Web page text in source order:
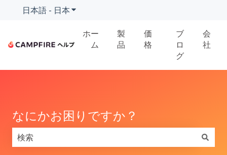
日本語 - 日本翻訳のサブメニューを表示
ホー
ム
製
品
価
格
ブ
ロ
グ
会
社
なにかお困りですか？